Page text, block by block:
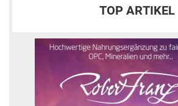
TOP ARTIKEL